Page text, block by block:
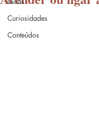
Curiosidades
Conteúdos